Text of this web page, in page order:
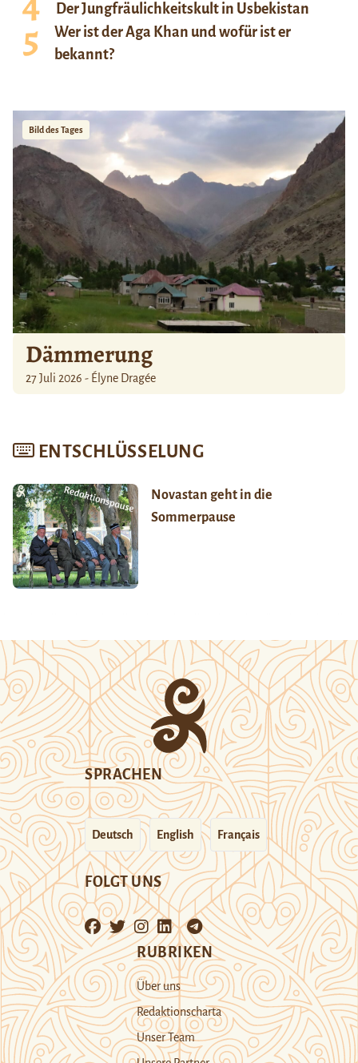
Der Jungfräulichkeitskult in Usbekistan
Wer ist der Aga Khan und wofür ist er
bekannt?
Bild des Tages
Dämmerung
27 Juli 2026 - Élyne Dragée
ENTSCHLÜSSELUNG
Novastan geht in die
Sommerpause
SPRACHEN
Deutsch English Français
FOLGT UNS
RUBRIKEN
Über uns
Redaktionscharta
Unser Team